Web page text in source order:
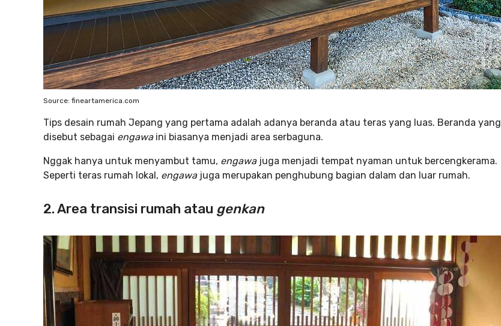
Source: fineartamerica.com
Tips desain rumah Jepang yang pertama adalah adanya beranda atau teras yang luas. Beranda yang
disebut sebagai engawaini biasanya menjadi area serbaguna.
Nggak hanya untuk menyambut tamu, engawajuga menjadi tempat nyaman untuk bercengkerama.
Seperti teras rumah lokal, engawajuga merupakan penghubung bagian dalam dan luar rumah.
2. Area transisi rumah atau genkan